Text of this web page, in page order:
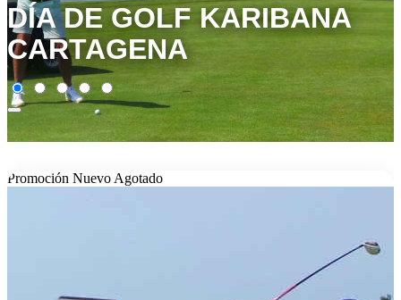
DÍA DE GOLF KARIBANA
CARTAGENA
Promoción Nuevo Agotado